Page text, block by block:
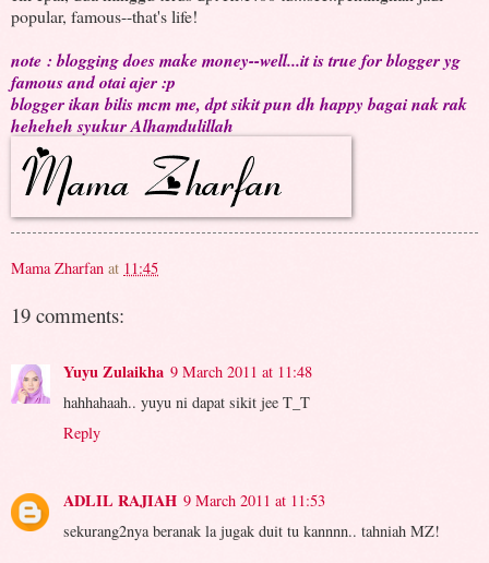
popular, famous--that's life!
note : blogging does make money--well...it is true for blogger yg
famous and otai ajer :p
blogger ikan bilis mcm me, dpt sikit pun dh happy bagai nak rak
heheheh syukur Alhamdulillah
Mama Zharfan at 11:45
19 comments:
Yuyu Zulaikha 9 March 2011 at 11:48
hahhahaah.. yuyu ni dapat sikit jee T_T
Reply
ADLIL RAJIAH 9 March 2011 at 11:53
sekurang2nya beranak la jugak duit tu kannnn.. tahniah MZ!